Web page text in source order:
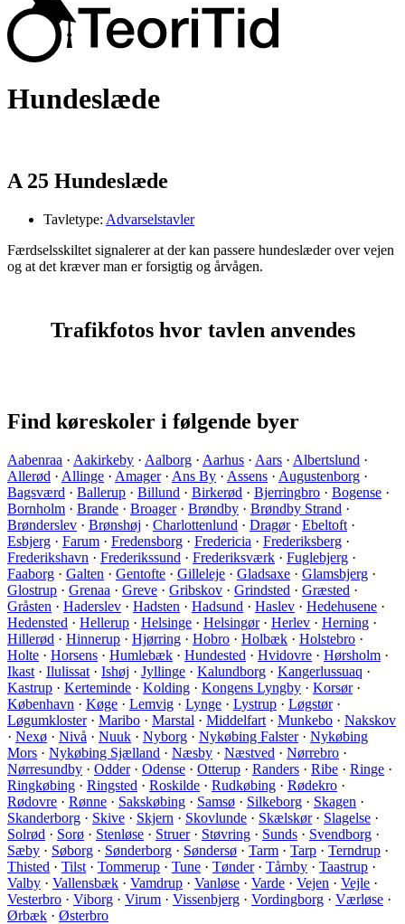
Hundeslæde
A 25 Hundeslæde
Tavletype: Advarselstavler
Færdselsskiltet signalerer at der kan passere hundeslæder over vejen
og at det kræver man er forsigtig og årvågen.
Trafikfotos hvor tavlen anvendes
Find køreskoler i følgende byer
Aabenraa · Aakirkeby · Aalborg · Aarhus · Aars · Albertslund ·
Allerød · Allinge · Amager· Ans By · Assens · Augustenborg ·
Bagsværd · Ballerup · Billund · Birkerød · Bjerringbro · Bogense ·
Bornholm · Brande · Broager· Brøndby · Brøndby Strand ·
Brønderslev · Brønshøj · Charlottenlund · Dragør· Ebeltoft ·
Esbjerg · Farum · Fredensborg · Fredericia · Frederiksberg ·
Frederikshavn · Frederikssund · Frederiksværk · Fuglebjerg ·
Faaborg · Galten · Gentofte · Gilleleje · Gladsaxe · Glamsbjerg ·
Glostrup · Grenaa · Greve · Gribskov · Grindsted · Græsted ·
Gråsten · Haderslev · Hadsten · Hadsund · Haslev · Hedehusene ·
Hedensted · Hellerup · Helsinge · Helsingør· Herlev · Herning ·
Hillerød · Hinnerup · Hjørring · Hobro · Holbæk · Holstebro ·
Holte · Horsens · Humlebæk · Hundested · Hvidovre · Hørsholm ·
Ikast · Ilulissat · Ishøj · Jyllinge · Kalundborg · Kangerlussuaq ·
Kastrup · Kerteminde · Kolding · Kongens Lyngby · Korsør·
København · Køge · Lemvig · Lynge · Lystrup · Løgstør·
Løgumkloster· Maribo · Marstal · Middelfart · Munkebo · Nakskov
· Nexø · Nivå · Nuuk · Nyborg · Nykøbing Falster· Nykøbing
Mors · Nykøbing Sjælland · Næsby · Næstved · Nørrebro ·
Nørresundby · Odder· Odense · Otterup · Randers · Ribe · Ringe ·
Ringkøbing · Ringsted · Roskilde · Rudkøbing · Rødekro ·
Rødovre · Rønne · Sakskøbing · Samsø · Silkeborg · Skagen ·
Skanderborg · Skive · Skjern · Skovlunde · Skælskør· Slagelse ·
Solrød · Sorø · Stenløse · Struer· Støvring · Sunds · Svendborg ·
Sæby · Søborg · Sønderborg · Søndersø · Tarm · Tarp · Terndrup ·
Thisted · Tilst · Tommerup · Tune · Tønder· Tårnby · Taastrup ·
Valby · Vallensbæk · Vamdrup · Vanløse · Varde · Vejen · Vejle ·
Vesterbro · Viborg · Virum · Vissenbjerg · Vordingborg · Værløse ·
Ørbæk · Østerbro